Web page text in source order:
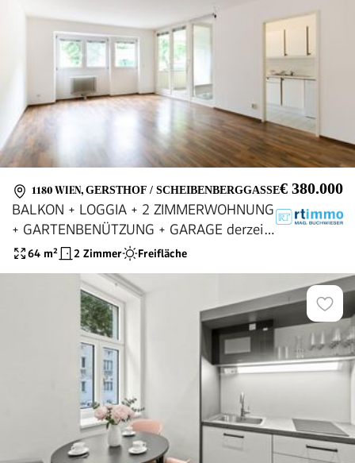
1180 WIEN, GERSTHOF / SCHEIBENBERGGASSE€ 380.000
BALKON + LOGGIA + 2 ZIMMERWOHNUNG
+ GARTENBENÜTZUNG + GARAGE derzeit
vermietet
64 m² 2 Zimmer Freifläche